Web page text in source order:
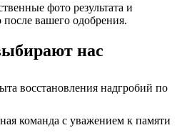
фото результата и
после вашего одобрения.
нас
восстановления надгробий по
команда с уважением к памяти